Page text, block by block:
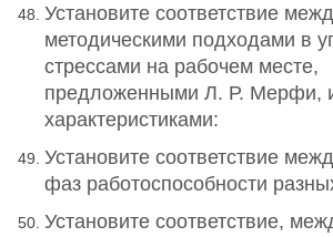
Установите соответствие
методическими подходами в
стрессами на рабочем месте,
предложенными Л. Р. Мерфи,
характеристиками:
Установите соответствие
фаз работоспособности
Установите соответствие,